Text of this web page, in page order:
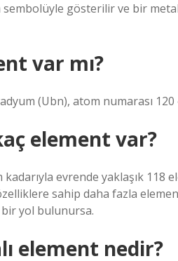
sembolüyle gösterilir ve bir
var mı?
(Ubn), atom numarası
element var?
evrende yaklaşık 118
sahip daha fazla
yol bulunursa.
element nedir?